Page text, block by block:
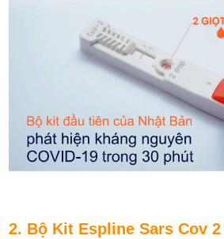
2. Bộ Kit Espline Sars Cov